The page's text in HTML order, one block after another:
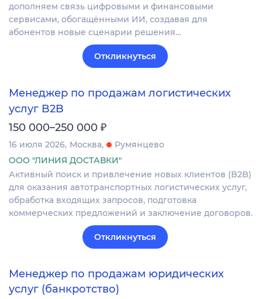
дополняем связь цифровыми и финансовыми
сервисами, обогащёнными ИИ, создавая для
абонентов новые сценарии решения…
Откликнуться
Менеджер по продажам логистических
услуг B2B
150 000–250 000 ₽
16 июля 2026 Москва
Румянцево
ООО "ЛИНИЯ ДОСТАВКИ"
Активный поиск и привлечение новых клиентов (B2B)
для оказания автотранспортных логистических услуг,
обработка входящих запросов, подготовка
коммерческих предложений и заключение договоров.
Откликнуться
Менеджер по продажам юридических
услуг (банкротство)